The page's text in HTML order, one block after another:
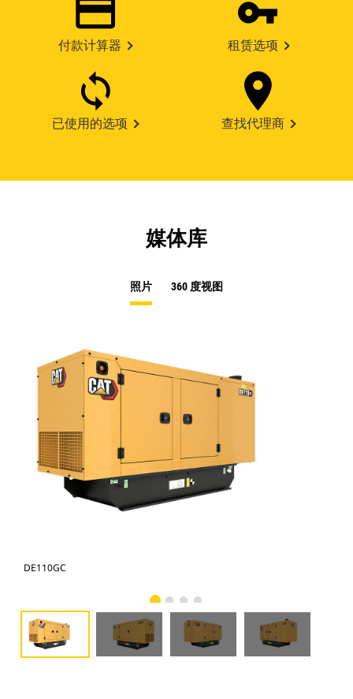
付款计算器 租赁选项
已使用的选项 查找代理商
媒体库
照片 360 度视图
DE110GC